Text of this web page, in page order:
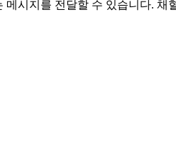
시지를 전달할 수 있습니다.